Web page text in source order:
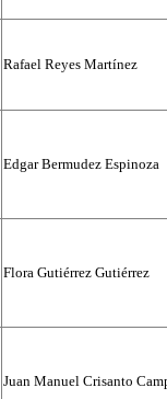
Rafael Reyes Martínez
Edgar Bermudez Espinoza
Flora Gutiérrez Gutiérrez
Juan Manuel Crisanto